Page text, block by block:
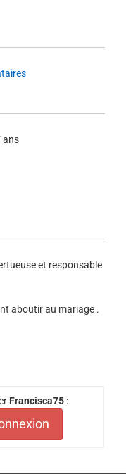
ans
et responsable
aboutir au mariage .
Francisca75 :